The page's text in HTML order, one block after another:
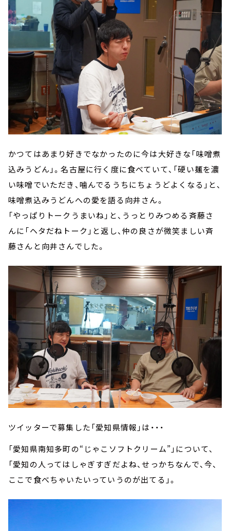
かつてはあまり好きでなかったのに今は大好きな「味噌煮
込みうどん」。名古屋に行く度に食べていて、「硬い麺を濃
い味噌でいただき、噛んでるうちにちょうどよくなる」と、
味噌煮込みうどんへの愛を語る向井さん。
「やっぱりトークうまいね」と、うっとりみつめる斉藤さ
んに「ヘタだねトーク」と返し、仲の良さが微笑ましい斉
藤さんと向井さんでした。
ツイッターで募集した「愛知県情報」は・・・
「愛知県南知多町の“じゃこソフトクリーム”」について、
「愛知の人ってはしゃぎすぎだよね、せっかちなんで、今、
ここで食べちゃいたいっていうのが出てる」。